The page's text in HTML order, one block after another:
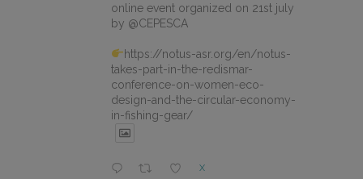
online event organized on 21st july
by @CEPESCA
https://notus-asr.org/en/notus-
takes-part-in-the-redismar-
conference-on-women-eco-
design-and-the-circular-economy-
in-fishing-gear/
X